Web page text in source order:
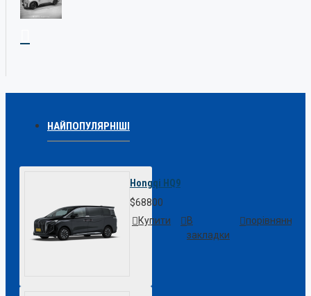
НАЙПОПУЛЯРНІШІ
Hongqi HQ9
$68800
Купити
В
закладки
порівняння